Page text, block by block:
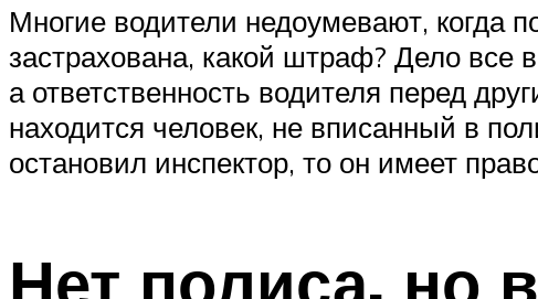
Многие водители недоумевают,
застрахована, какой штраф? Дело все
а ответственность водителя перед
находится человек, не вписанный в
остановил инспектор, то он имеет
Нет полиса, но